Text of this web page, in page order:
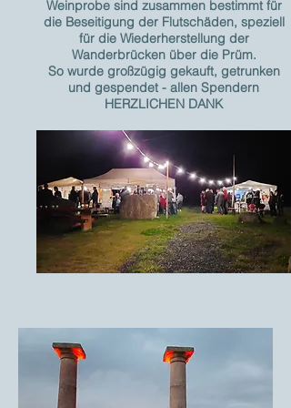
Weinprobe sind zusammen bestimmt für
die Beseitigung der Flutschäden, speziell
für dieWiederherstellung der
Wanderbrücken über die Prüm.
So wurde großzügig gekauft, getrunken
und gespendet - allen Spendern
HERZLICHEN DANK